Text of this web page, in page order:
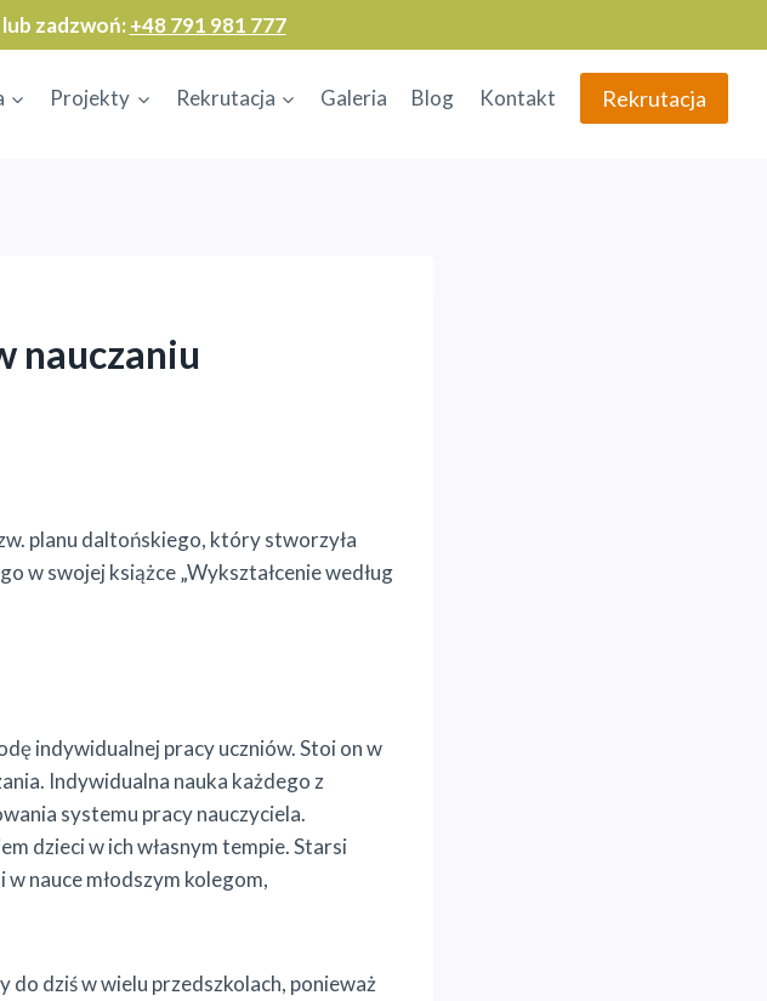
zadzwoń: +48 791 981 777
Projekty Rekrutacja Galeria Blog Kontakt Rekrutacja
nauczaniu
planu daltońskiego, który stworzyła
w swojej książce „Wykształcenie według
indywidualnej pracy uczniów. Stoi on w
Indywidualna nauka każdego z
systemu pracy nauczyciela.
dzieci w ich własnym tempie. Starsi
nauce młodszym kolegom,
do dziś w wielu przedszkolach, ponieważ